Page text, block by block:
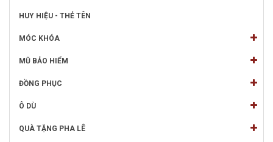
HUY HIỆU - THẺ TÊN
MÓC KHÓA
MŨ BẢO HIỂM
ĐỒNG PHỤC
Ô DÙ
QUÀ TẶNG PHA LÊ